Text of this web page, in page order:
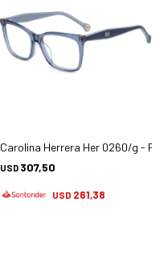
Carolina Herrera Her 0260/g - Pjp
USD 307,50
USD 261,38